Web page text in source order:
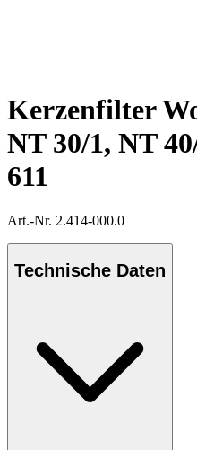
Kerzenfilter
NT 30/1, NT
611
Art.-Nr. 2.414-000.0
Technische Daten